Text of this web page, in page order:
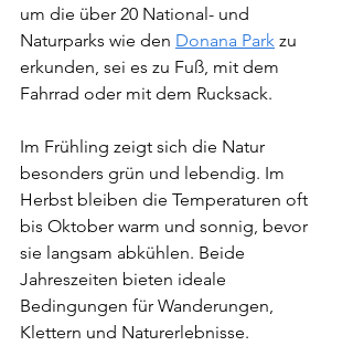
um die über 20 National- und
Naturparks wie den Donana Park zu
erkunden, sei es zu Fuß, mit dem
Fahrrad oder mit dem Rucksack.
Im Frühling zeigt sich die Natur
besonders grün und lebendig. Im
Herbst bleiben die Temperaturen oft
bis Oktober warm und sonnig, bevor
sie langsam abkühlen. Beide
Jahreszeiten bieten ideale
Bedingungen für Wanderungen,
Klettern und Naturerlebnisse.